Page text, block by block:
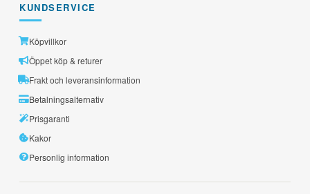
KUNDSERVICE
Köpvillkor
Öppet köp & returer
Frakt och leveransinformation
Betalningsalternativ
Prisgaranti
Kakor
Personlig information